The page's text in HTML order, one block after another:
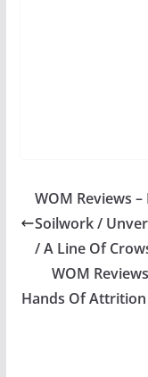
WOM Reviews
Soilwork /
/ A Line Of
WOM
Hands Of